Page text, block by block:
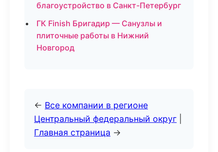
благоустройство в Санкт-Петербург
ГК Finish Бригадир — Санузлы и
плиточные работы в Нижний
Новгород
← Все компании в регионе
Центральный федеральный округ
Главная страница →